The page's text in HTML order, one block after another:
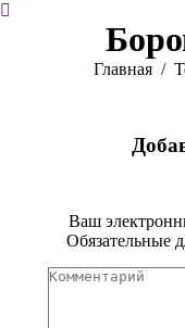
Поиск:
Вы здесь:
Главная
Ваш
Обязательные
Комментарий